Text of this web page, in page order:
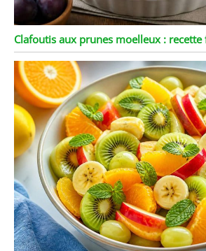
Clafoutis aux prunes moelleux : recette